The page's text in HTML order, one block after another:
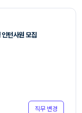
턴사원 모집
직무 변경